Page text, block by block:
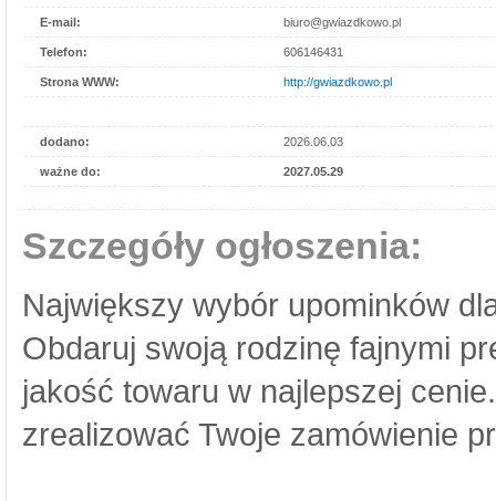
E-mail: biuro@gwiazdkowo.pl
Telefon: 606146431
Strona WWW: http://gwiazdkowo.pl
dodano: 2026.06.03
ważne do: 2027.05.29
Szczegóły ogłoszenia:
Największy wybór upominków
Obdaruj swoją rodzinę fajnymi
jakość towaru w najlepszej
zrealizować Twoje zamówienie